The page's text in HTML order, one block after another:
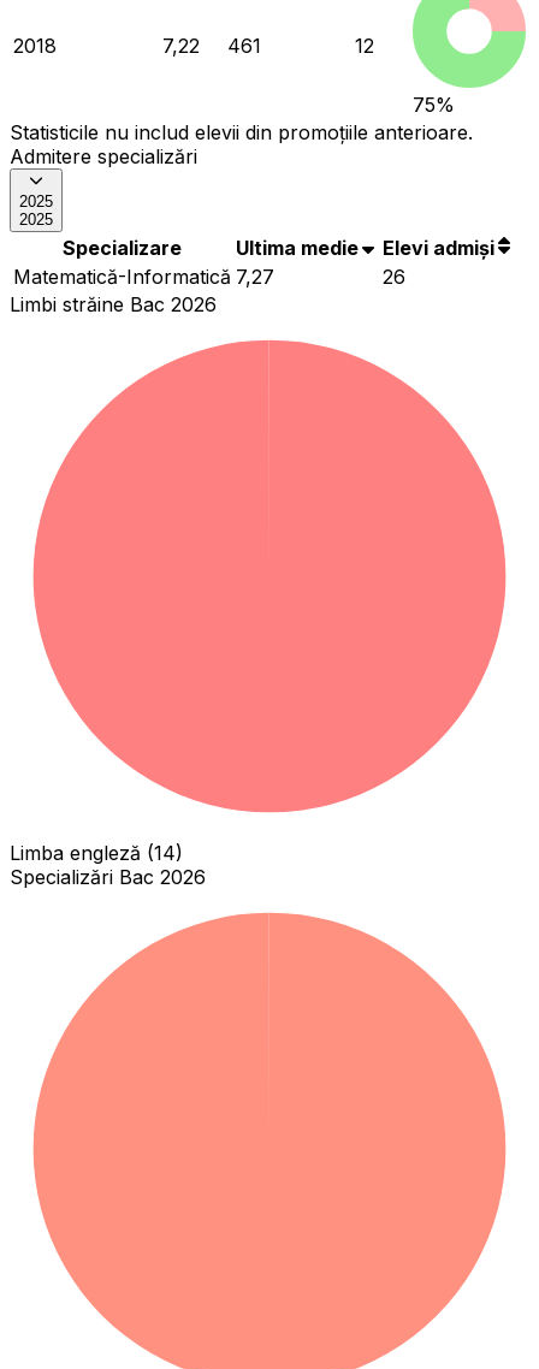
2018 7,22 461 12
75%
Statisticile nu includ elevii din promoțiile anterioare.
Admitere specializări
2025
2025
Specializare Ultima medie
Elevi admiși
Matematică-Informatică 7,27
26
Limbi străine Bac 2026
Limba engleză (14)
Specializări Bac 2026